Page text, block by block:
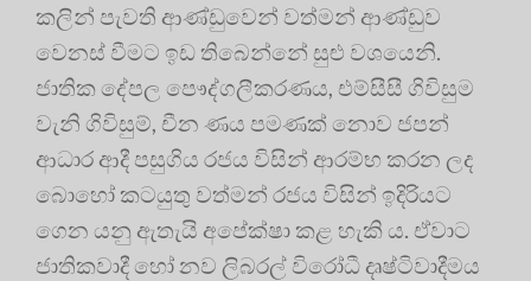
කලින් පැවති ආණ්ඩුවෙන් වත්මන් ආණ්ඩුව
වෙනස් වීමට ඉඩ තිබෙන්නේ සුළු වශයෙනි.
ජාතික දේපල පෞද්ගලීකරණය, එම්සීසී ගිවිසුම
වැනි ගිවිසුම්, චීන ණය පමණක් නොව ජපන්
ආධාර ආදී පසුගිය රජය විසින් ආරම්භ කරන ලද
බොහෝ කටයුතු වත්මන් රජය විසින් ඉදිරියට
ගෙන යනු ඇතැයි අපේක්ෂා කළ හැකි ය. ඒවාට
ජාතිකවාදී හෝ නව ලිබරල් විරෝධී දෘෂ්ටිවාදීමය